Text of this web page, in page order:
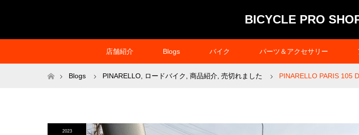
BICYCLE PRO
店舗紹介 Blogs バイク パーツ＆アクセサリー
ホームBlogs PINARELLO ロードバイク 商品紹介 売切れました PINARELLO PARIS 105
2023